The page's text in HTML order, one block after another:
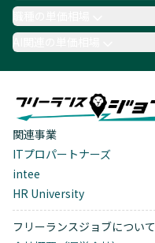
職種の単価相場
AI関連の単価相場
関連事業
ITプロパートナーズ
intee
HR University
フリーランスジョブについて